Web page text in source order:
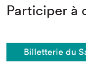
Participer à
Billetterie du